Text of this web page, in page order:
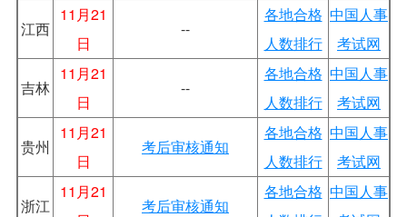
江西
11月21
日
--
各地合格
人数排行
中国人事
考试网
吉林
11月21
日
--
各地合格
人数排行
中国人事
考试网
贵州
11月21
日
考后审核通知
各地合格
人数排行
中国人事
考试网
浙江
11月21
考后审核通知
各地合格 中国人事